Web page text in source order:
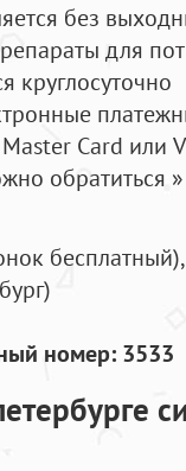
без
для
круглосуточно
Card или
обратиться
бесплатный),
номер: 3533